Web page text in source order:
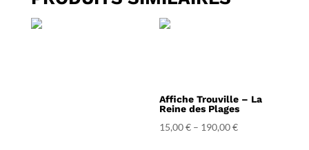
Affiche Trouville – La
Reine des Plages
15,00€ – 190,00€